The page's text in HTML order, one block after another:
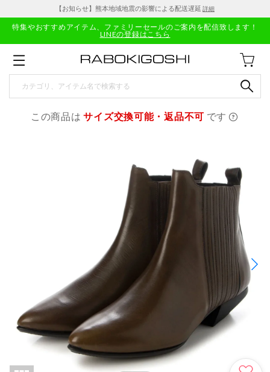
【お知らせ】熊本地域地震の影響による配送遅延 詳細
特集やおすすめアイテム、ファミリーセールのご案内を配信致します！
LINEの登録はこちら
この商品はサイズ交換可能・返品不可 です